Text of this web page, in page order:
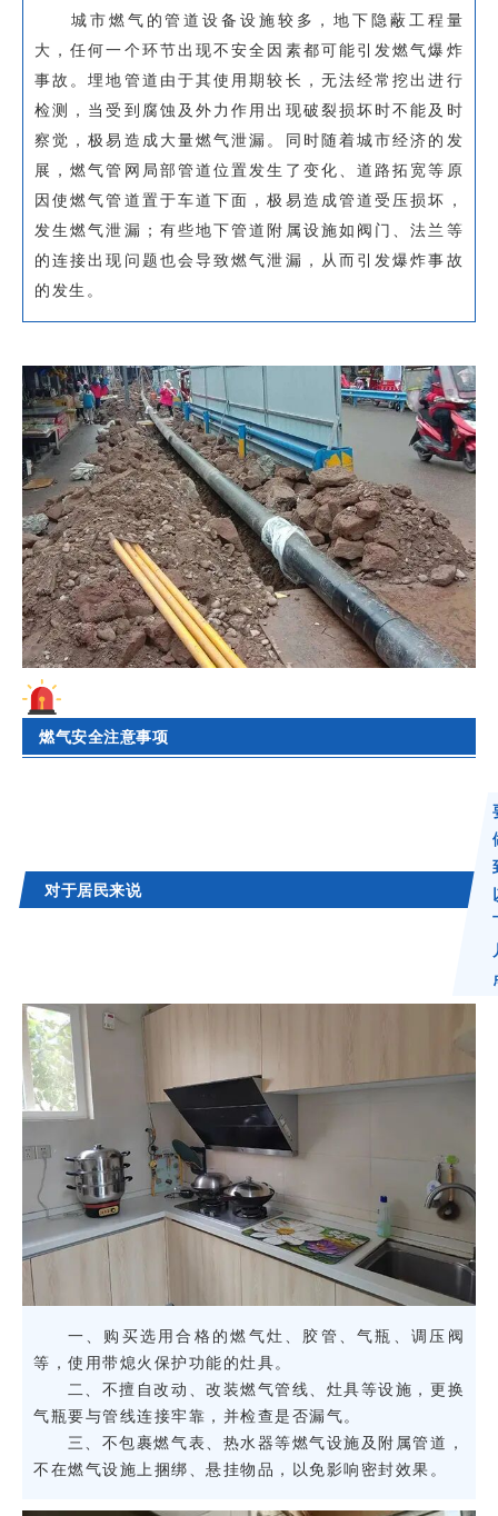
城市燃气的管道设备设施较多，地下隐蔽工程量
大，任何一个环节出现不安全因素都可能引发燃气爆炸
事故。埋地管道由于其使用期较长，无法经常挖出进行
检测，当受到腐蚀及外力作用出现破裂损坏时不能及时
察觉，极易造成大量燃气泄漏。同时随着城市经济的发
展，燃气管网局部管道位置发生了变化、道路拓宽等原
因使燃气管道置于车道下面，极易造成管道受压损坏，
发生燃气泄漏；有些地下管道附属设施如阀门、法兰等
的连接出现问题也会导致燃气泄漏，从而引发爆炸事故
的发生。
燃气安全注意事项
对于居民来说
一、购买选用合格的燃气灶、胶管、气瓶、调压阀
等，使用带熄火保护功能的灶具。
二、不擅自改动、改装燃气管线、灶具等设施，更换
气瓶要与管线连接牢靠，并检查是否漏气。
三、不包裹燃气表、热水器等燃气设施及附属管道，
不在燃气设施上捆绑、悬挂物品，以免影响密封效果。